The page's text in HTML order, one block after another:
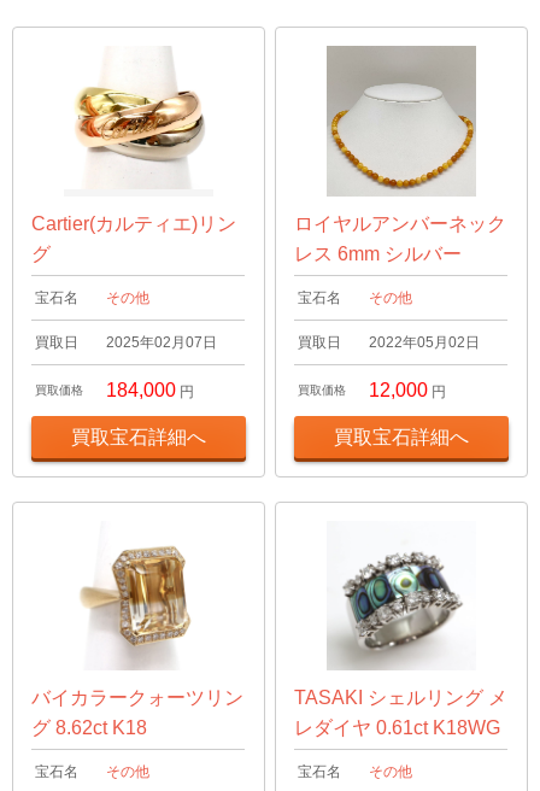
Cartier(カルティエ)リン
グ
宝石名 その他
買取日 2025年02月07日
買取価格 184,000 円
買取宝石詳細へ
ロイヤルアンバーネック
レス 6mm シルバー
宝石名 その他
買取日 2022年05月02日
買取価格 12,000 円
買取宝石詳細へ
バイカラークォーツリン
グ 8.62ct K18
宝石名 その他
TASAKI シェルリング メ
レダイヤ 0.61ct K18WG
宝石名 その他